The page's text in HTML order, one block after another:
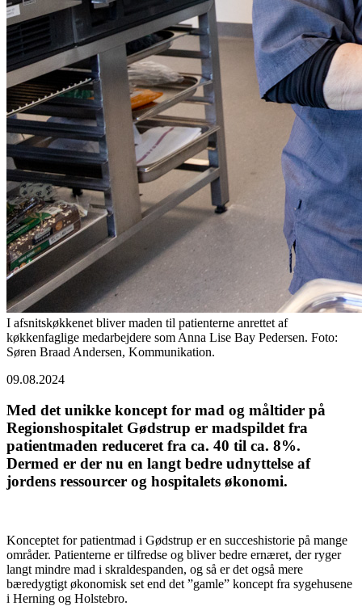
I afsnitskøkkenet bliver maden til patienterne anrettet af
køkkenfaglige medarbejdere som Anna Lise Bay Pedersen. Foto:
Søren Braad Andersen, Kommunikation.
09.08.2024
Med det unikke koncept for mad og måltider på
Regionshospitalet Gødstrup er madspildet fra
patientmaden reduceret fra ca. 40 til ca. 8%.
Dermed er der nu en langt bedre udnyttelse af
jordens ressourcer og hospitalets økonomi.
Konceptet for patientmad i Gødstrup er en succeshistorie på mange
områder. Patienterne er tilfredse og bliver bedre ernæret, der ryger
langt mindre mad i skraldespanden, og så er det også mere
bæredygtigt økonomisk set end det ”gamle” koncept fra sygehusene
i Herning og Holstebro.